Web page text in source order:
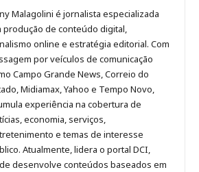
Malagolini
no
Pinterest
Malagolini
no
LinkedIn
Malagolini
no
Instagram
Malagolini
no
Facebook
de
Anny
Malagolini
Malagolini é jornalista especializada
produção de conteúdo digital,
online e estratégia editorial. Com
por veículos de comunicação
Campo Grande News, Correio do
Midiamax, Yahoo e Tempo Novo,
experiência na cobertura de
economia, serviços,
e temas de interesse
Atualmente, lidera o portal DCI,
desenvolve conteúdos baseados em